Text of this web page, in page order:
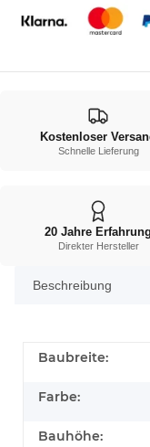
Kostenloser
Schnelle Lieferung
20 Jahre Erfahrung
Direkter Hersteller
Beschreibung
Baubreite:
Farbe:
Bauhöhe: